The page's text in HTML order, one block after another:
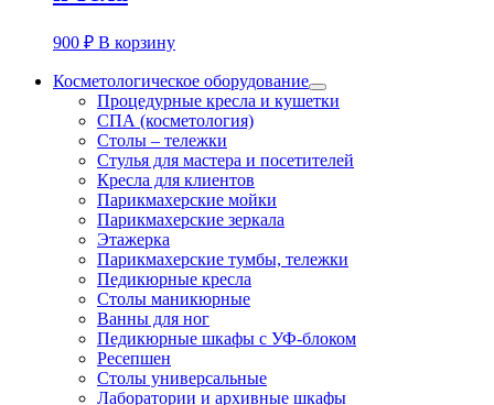
900 ₽ В корзину
Косметологическое оборудование
Процедурные кресла и кушетки
СПА (косметология)
Столы – тележки
Стулья для мастера и посетителей
Кресла для клиентов
Парикмахерские мойки
Парикмахерские зеркала
Этажерка
Парикмахерские тумбы, тележки
Педикюрные кресла
Столы маникюрные
Ванны для ног
Педикюрные шкафы с УФ-блоком
Ресепшен
Столы универсальные
Лаборатории и архивные шкафы